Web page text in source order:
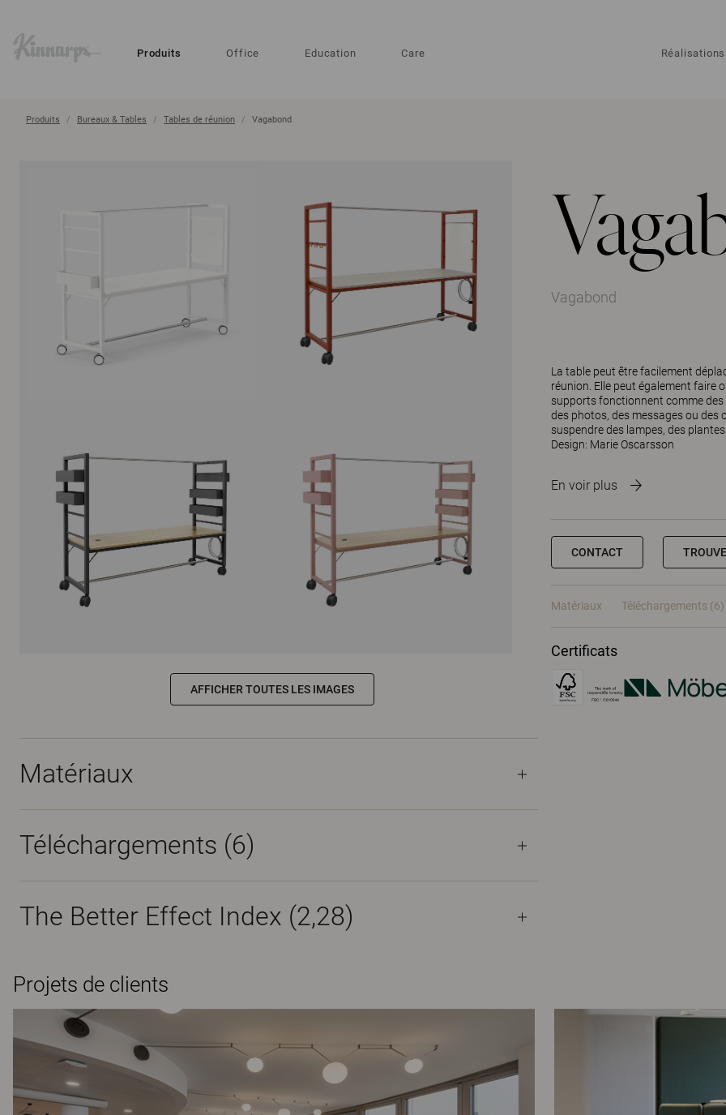
Produits Office Education Care
Produits Bureaux & Tables Tables de réunion Vagabond
Vagabond
La table peut être facilement
réunion. Elle peut également faire
supports fonctionnent comme des
des photos, des messages ou des
suspendre des lampes, des
Design: Marie Oscarsson
En voir plus
CONTACT
Matériaux Téléchargements (6)
Certificats
AFFICHER TOUTES LES IMAGES
Matériaux
Téléchargements (6)
The Better Effect Index (2,28)
Projets de clients